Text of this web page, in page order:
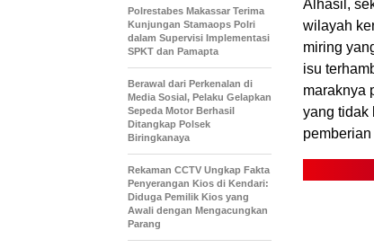
Alhasil,
wilayah
miring
isu
maraknya
yang tidak
Polrestabes Makassar Terima
Kunjungan Stamaops Polri
dalam Supervisi Implementasi
SPKT dan Pamapta
Berawal dari Perkenalan di
Media Sosial, Pelaku Gelapkan
Sepeda Motor Berhasil
Ditangkap Polsek
Biringkanaya
Rekaman CCTV Ungkap Fakta
Penyerangan Kios di Kendari:
Diduga Pemilik Kios yang
Awali dengan Mengacungkan
Parang